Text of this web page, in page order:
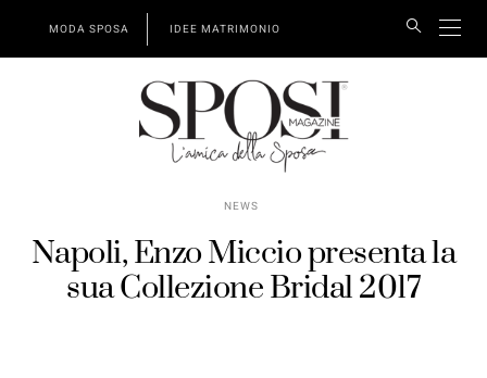
MODA SPOSA IDEE MATRIMONIO
NEWS
Napoli, Enzo Miccio presenta la
sua Collezione Bridal 2017